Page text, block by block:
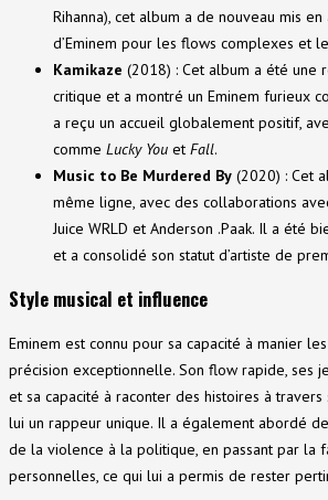
Rihanna), cet album a de nouveau mis
d’Eminem pour les flows complexes et
Kamikaze (2018) : Cet album a été une
critique et a montré un Eminem furieux
a reçu un accueil globalement positif,
comme Lucky You et Fall.
Music to Be Murdered By (2020) : Cet
même ligne, avec des collaborations
Juice WRLD et Anderson .Paak. Il a été
et a consolidé son statut d’artiste de
Style musical et influence
Eminem est connu pour sa capacité à manier
précision exceptionnelle. Son flow rapide, ses
et sa capacité à raconter des histoires à
lui un rappeur unique. Il a également abordé
de la violence à la politique, en passant par la
personnelles, ce qui lui a permis de rester